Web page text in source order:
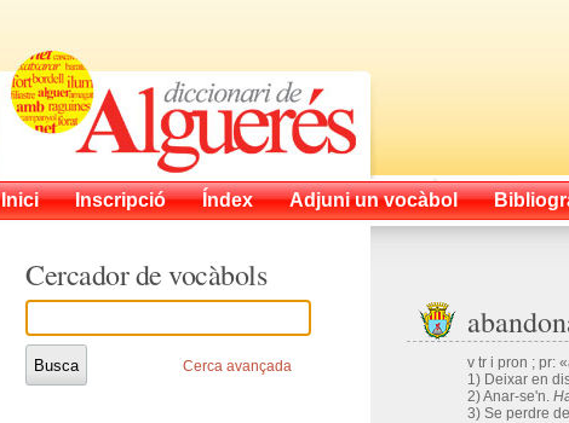
Inici Inscripció Índex Adjuni un vocàbol
v tr i pron ; pr:
1) Deixar en
2) Anar-se'n.
3) Se perdre
Cercador de vocàbols
Cerca avançada